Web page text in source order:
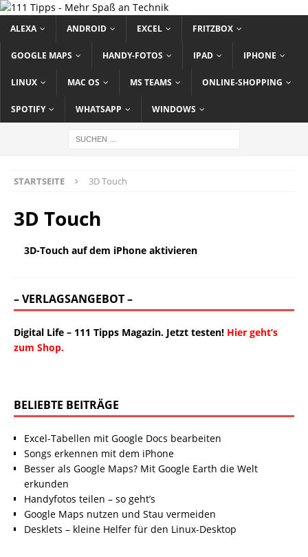
ALEXA ANDROID EXCEL FRITZBOX
GOOGLE MAPS HANDY-FOTOS IPAD IPHONE
LINUX MAC OS MS TEAMS ONLINE-SHOPPING
SPOTIFY WHATSAPP WINDOWS
STARTSEITE 3D Touch
3D Touch
3D-Touch auf dem iPhone aktivieren
– VERLAGSANGEBOT –
Digital Life – 111 Tipps Magazin. Jetzt testen! Hier geht’s
zum Shop.
BELIEBTE BEITRÄGE
Excel-Tabellen mit Google Docs bearbeiten
Songs erkennen mit dem iPhone
Besser als Google Maps? Mit Google Earth die Welt
erkunden
Handyfotos teilen – so geht’s
Google Maps nutzen und Stau vermeiden
Desklets – kleine Helfer für den Linux-Desktop